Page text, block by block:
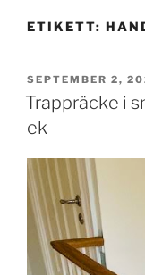
ETIKETT:
PUBLICERAT
SEPTEMBER 2,
Trappräcke i
ek